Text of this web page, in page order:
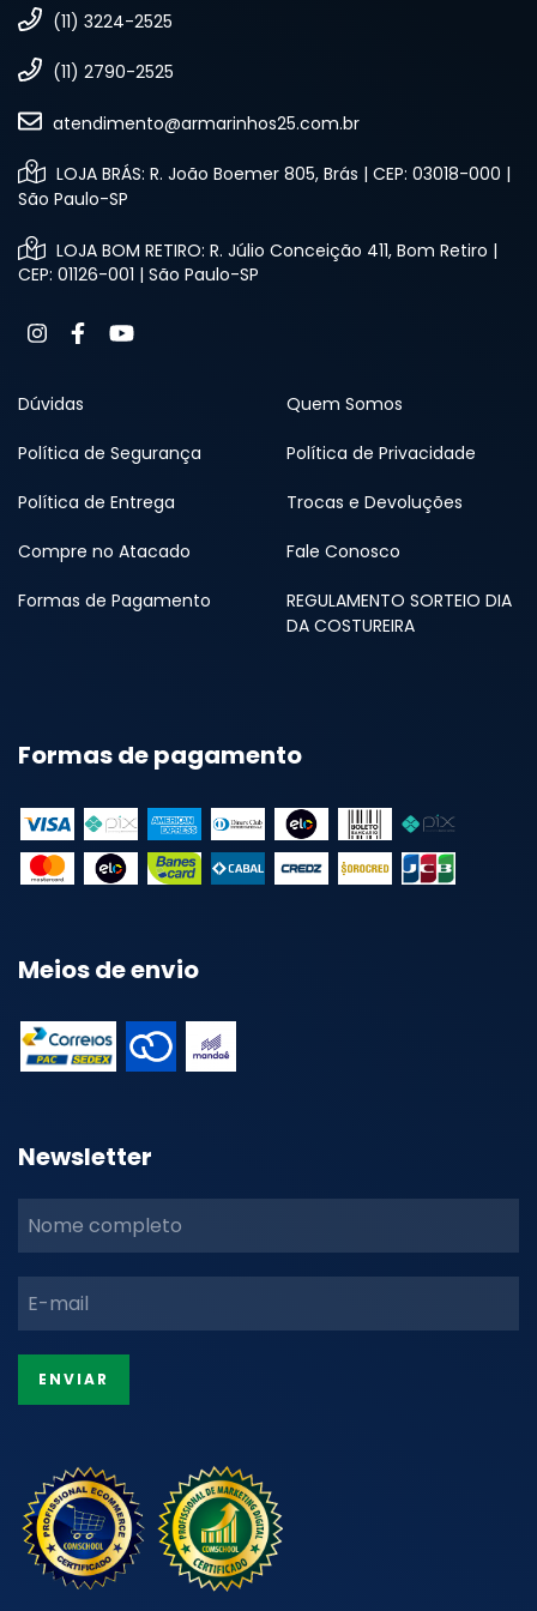
(11) 3224-2525
(11) 2790-2525
atendimento@armarinhos25.com.br
LOJA BRÁS: R. João Boemer 805, Brás | CEP: 03018-000 |
São Paulo-SP
LOJA BOM RETIRO: R. Júlio Conceição 411, Bom Retiro |
CEP: 01126-001 | São Paulo-SP
Dúvidas Quem Somos
Política de Segurança Política de Privacidade
Política de Entrega Trocas e Devoluções
Compre no Atacado Fale Conosco
Formas de Pagamento
REGULAMENTO SORTEIO DIA
DA COSTUREIRA
Formas de pagamento
Meios de envio
Newsletter